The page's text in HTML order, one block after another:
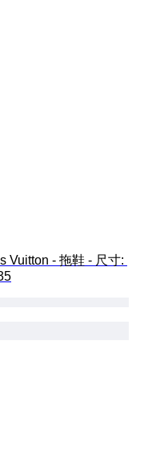
Vuitton - 拖鞋 - 尺寸: